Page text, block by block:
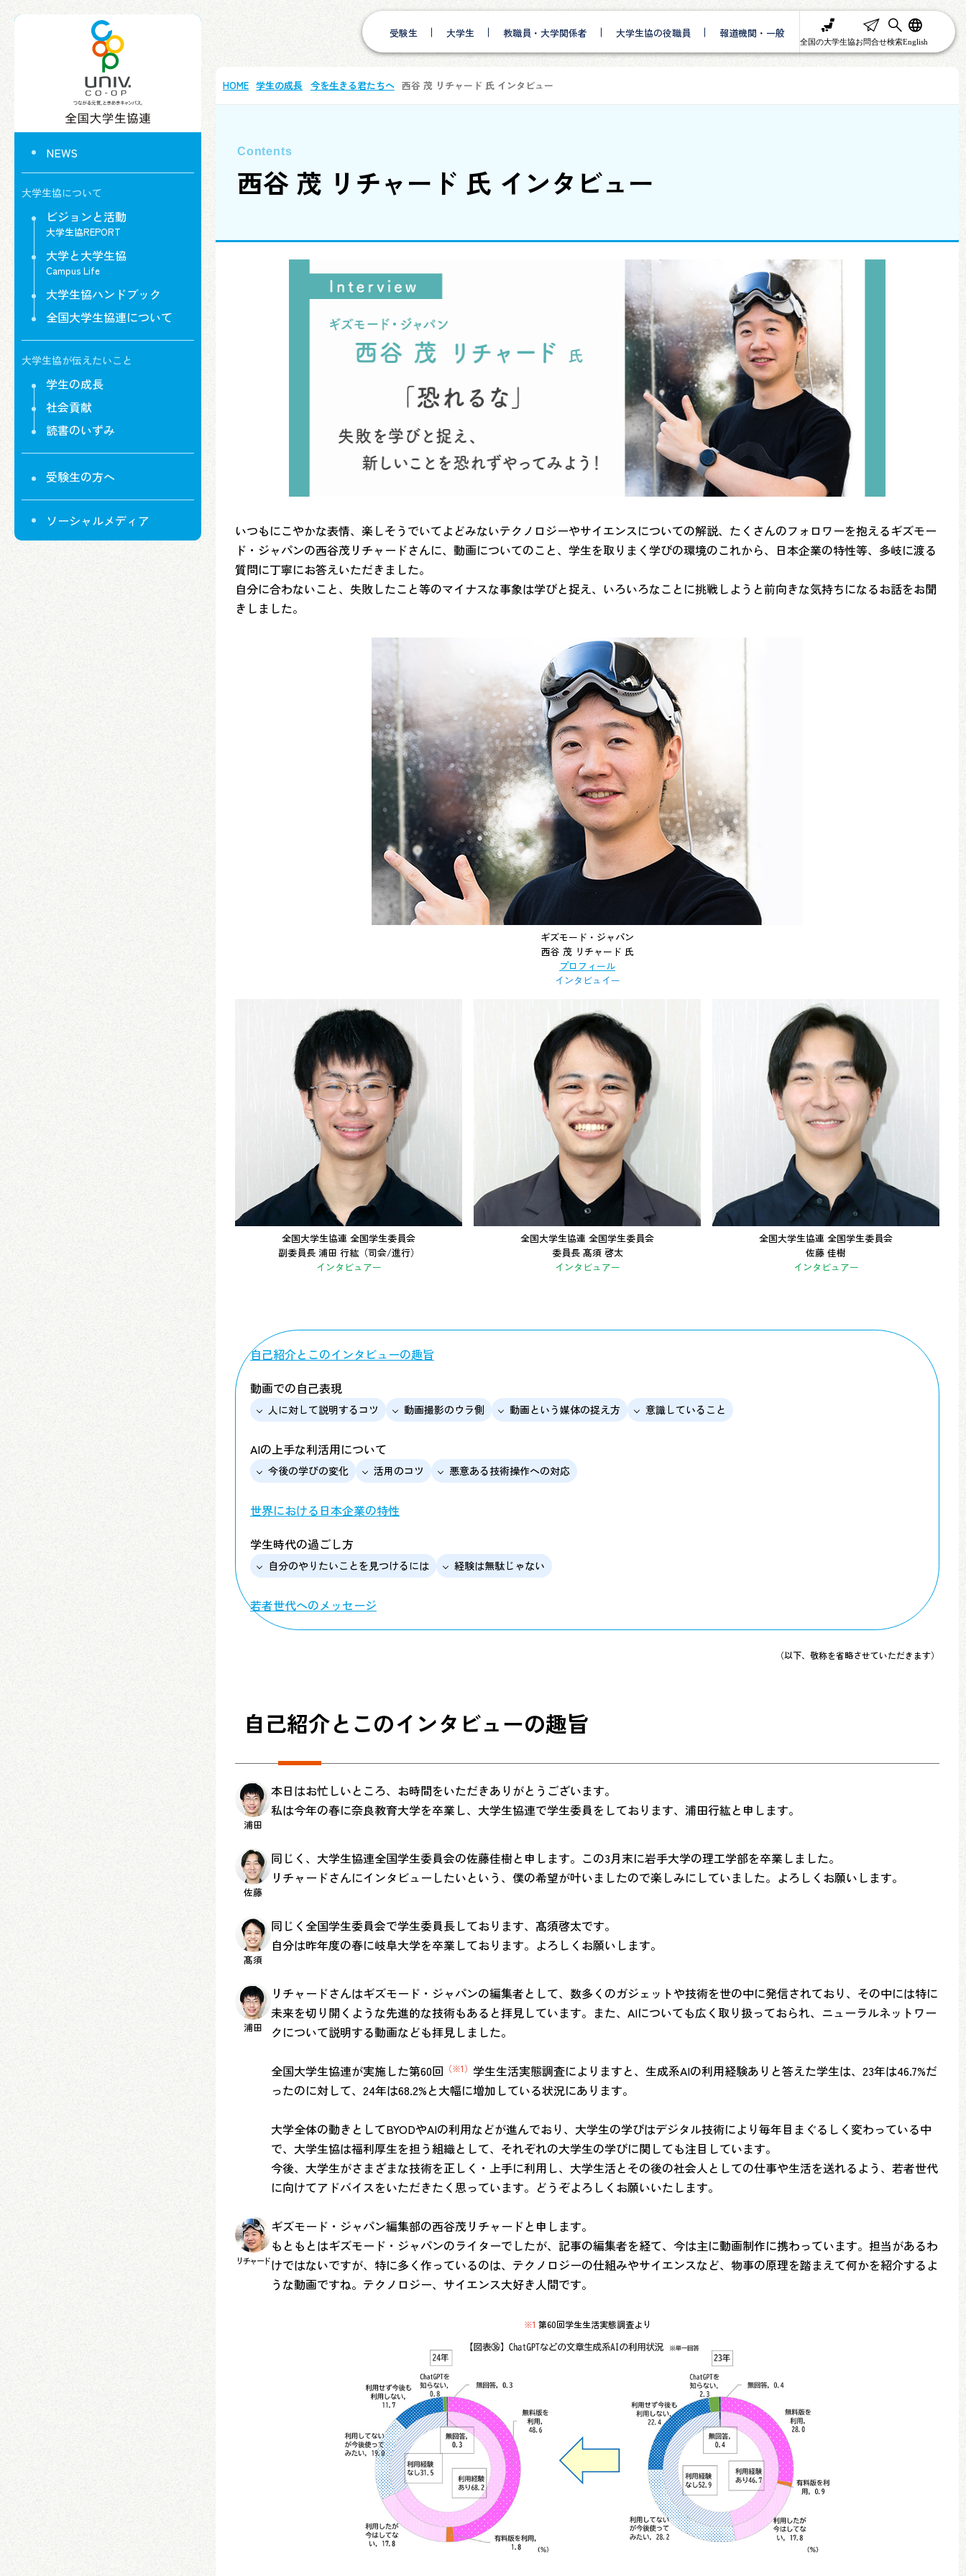
NEWS
大学生協について
ビジョンと活動
大学生協REPORT
大学と大学生協
Campus Life
大学生協ハンドブック
全国大学生協連について
大学生協が伝えたいこと
学生の成長
社会貢献
読書のいずみ
受験生の方へ
ソーシャルメディア
受験生 大学生 教職員・大学関係者 大学生協の役職員 報道機関・一般
全国の大学生協お問合せ検索English
HOME 学生の成長 今を⽣きる君たちへ 西谷 茂 リチャード 氏 インタビュー
西谷 茂 リチャード 氏 インタビュー
いつもにこやかな表情、楽しそうでいてよどみないテクノロジーやサイエンスについての解説、たくさんのフォロワーを抱えるギズモー
ド・ジャパンの西谷茂リチャードさんに、動画についてのこと、学生を取りまく学びの環境のこれから、日本企業の特性等、多岐に渡る
質問に丁寧にお答えいただきました。
自分に合わないこと、失敗したこと等のマイナスな事象は学びと捉え、いろいろなことに挑戦しようと前向きな気持ちになるお話をお聞
きしました。
ギズモード・ジャパン
西谷 茂 リチャード 氏
プロフィール
インタビュイー
全国大学生協連 全国学生委員会
副委員長 浦田 行紘（司会/進行）
インタビュアー
全国大学生協連 全国学生委員会
委員長 髙須 啓太
インタビュアー
全国大学生協連 全国学生委員会
佐藤 佳樹
インタビュアー
自己紹介とこのインタビューの趣旨
動画での自己表現
人に対して説明するコツ 動画撮影のウラ側 動画という媒体の捉え方 意識していること
AIの上手な利活用について
今後の学びの変化 活用のコツ 悪意ある技術操作への対応
世界における日本企業の特性
学生時代の過ごし方
自分のやりたいことを見つけるには 経験は無駄じゃない
若者世代へのメッセージ
（以下、敬称を省略させていただきます）
自己紹介とこのインタビューの趣旨
浦田
本日はお忙しいところ、お時間をいただきありがとうございます。
私は今年の春に奈良教育大学を卒業し、大学生協連で学生委員をしております、浦田行紘と申します。
佐藤
同じく、大学生協連全国学生委員会の佐藤佳樹と申します。この3月末に岩手大学の理工学部を卒業しました。
リチャードさんにインタビューしたいという、僕の希望が叶いましたので楽しみにしていました。よろしくお願いします。
髙須
同じく全国学生委員会で学生委員長しております、髙須啓太です。
自分は昨年度の春に岐阜大学を卒業しております。よろしくお願いします。
浦田
リチャードさんはギズモード・ジャパンの編集者として、数多くのガジェットや技術を世の中に発信されており、その中には特に
未来を切り開くような先進的な技術もあると拝見しています。また、AIについても広く取り扱っておられ、ニューラルネットワー
クについて説明する動画なども拝見しました。
全国大学生協連が実施した第60回 （※1） 学生生活実態調査によりますと、生成系AIの利用経験ありと答えた学生は、23年は46.7%だ
ったのに対して、24年は68.2%と大幅に増加している状況にあります。
大学全体の動きとしてBYODやAIの利用などが進んでおり、大学生の学びはデジタル技術により毎年目まぐるしく変わっている中
で、大学生協は福利厚生を担う組織として、それぞれの大学生の学びに関しても注目しています。
今後、大学生がさまざまな技術を正しく・上手に利用し、大学生活とその後の社会人としての仕事や生活を送れるよう、若者世代
に向けてアドバイスをいただきたく思っています。どうぞよろしくお願いいたします。
リチャード
ギズモード・ジャパン編集部の西谷茂リチャードと申します。
もともとはギズモード・ジャパンのライターでしたが、記事の編集者を経て、今は主に動画制作に携わっています。担当があるわ
けではないですが、特に多く作っているのは、テクノロジーの仕組みやサイエンスなど、物事の原理を踏まえて何かを紹介するよ
うな動画ですね。テクノロジー、サイエンス大好き人間です。
※1 第60回学生生活実態調査より